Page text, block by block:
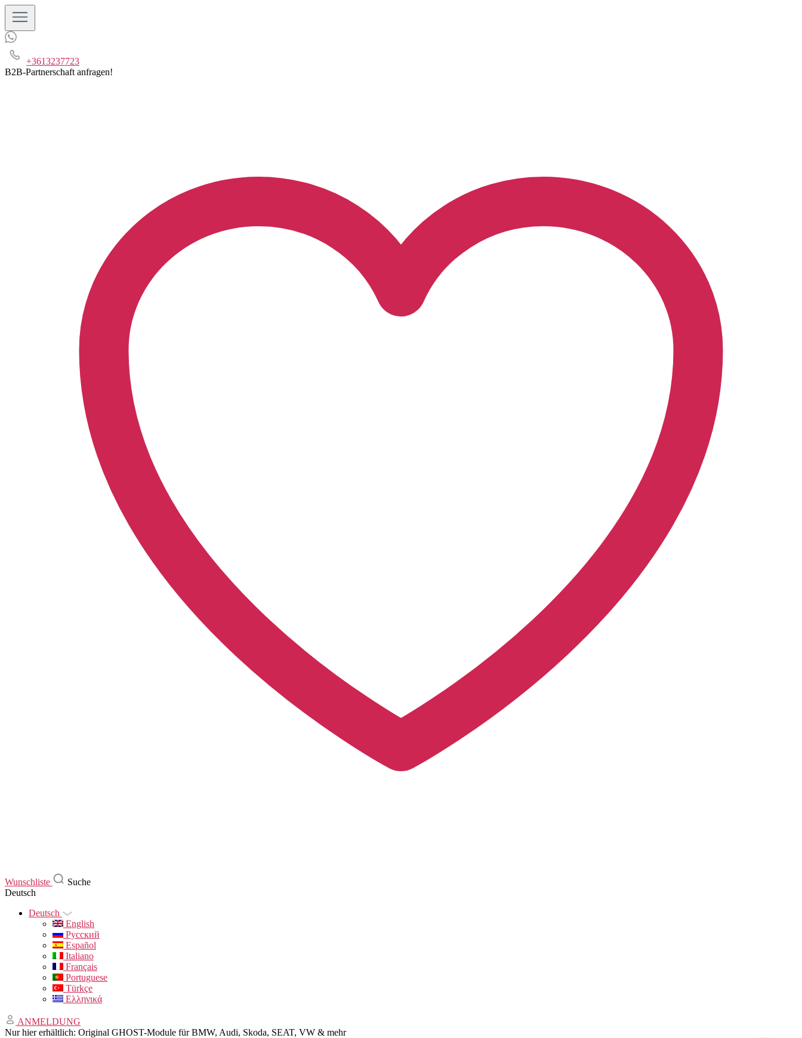
+3613237723
B2B-Partnerschaft anfragen!
Wunschliste
Suche
Deutsch
Deutsch
English
Русский
Español
Italiano
Français
Portuguese
Türkçe
Ελληνικά
ANMELDUNG
Nur hier erhältlich: Original GHOST-Module für BMW, Audi, Skoda, SEAT, VW & mehr